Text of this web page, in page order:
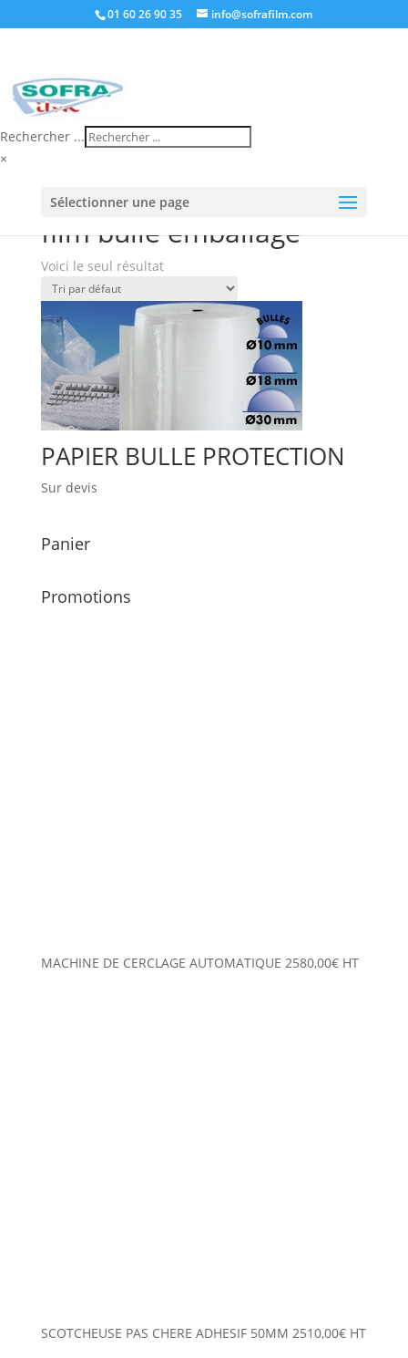
01 60 26 90 35 info@sofrafilm.com
Rechercher ...
×
Sélectionner une page
emballage”
film bulle emballage
Voici le seul résultat
PAPIER BULLE PROTECTION
Sur devis
Panier
Promotions
MACHINE DE CERCLAGE AUTOMATIQUE 2580,00€ HT
SCOTCHEUSE PAS CHERE ADHESIF 50MM 2510,00€ HT